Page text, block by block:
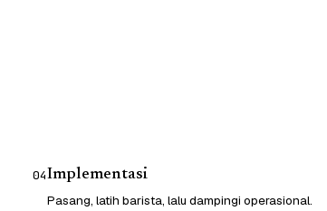
04Implementasi
Pasang, latih barista, lalu dampingi operasional.